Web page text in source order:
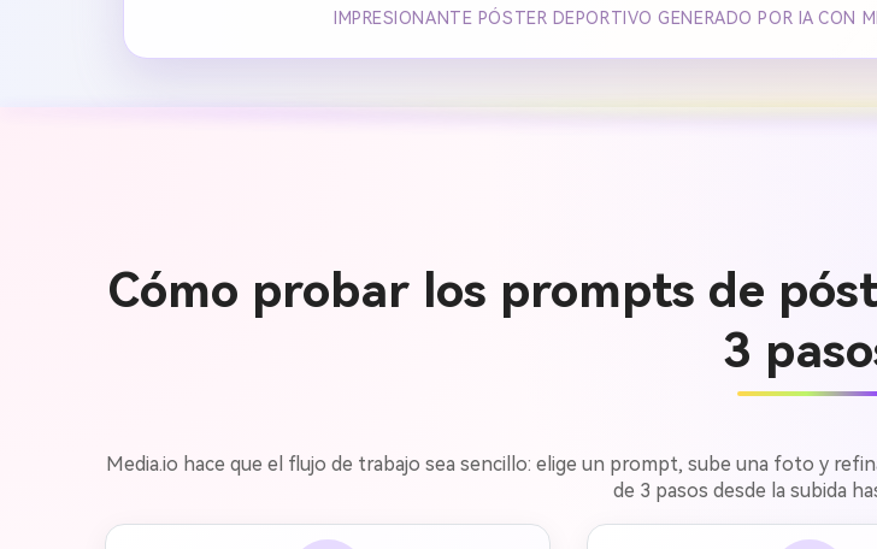
IMPRESIONANTE PÓSTER DEPORTIVO GENERADO POR IA CON
Cómo probar los prompts de
3
Media.io hace que el flujo de trabajo sea sencillo: elige un prompt, sube una foto y
de 3 pasos desde la subida